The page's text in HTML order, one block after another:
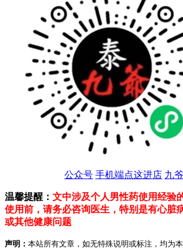
公众号 手机端点这进店 九
温馨提醒： 文中涉及个人男性药使用经验
使用前，请务必咨询医生，特别是有心脏
或其他健康问题
声明： 本站所有文章，如无特殊说明或标注，均为